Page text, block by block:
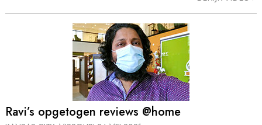
Ravi’s opgetogen reviews @home